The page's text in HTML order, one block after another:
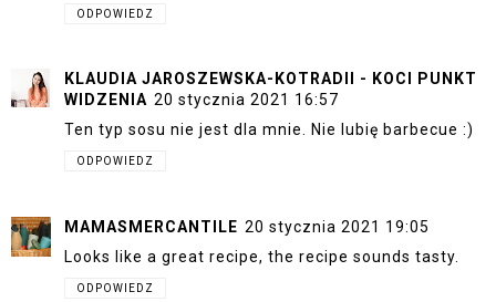
ODPOWIEDZ
KLAUDIA JAROSZEWSKA-KOTRADII - KOCI PUNKT
WIDZENIA 20 stycznia 2021 16:57
Ten typ sosu nie jest dla mnie. Nie lubię barbecue :)
ODPOWIEDZ
MAMASMERCANTILE 20 stycznia 2021 19:05
Looks like a great recipe, the recipe sounds tasty.
ODPOWIEDZ